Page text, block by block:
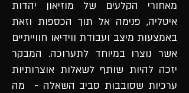
מאחורי הקלעים של מוזיאון יהדות
איטליה, פנימה אל תוך הכספות וזאת
באמצעות מיצב ועבודת ווידיאו חווייתיים
אשר נוצרו במיוחד לתערוכה. המבקר
יזכה להיות שותף לשאלות אוצרותיות
ערכיות שסובבות סביב השאלה - מה